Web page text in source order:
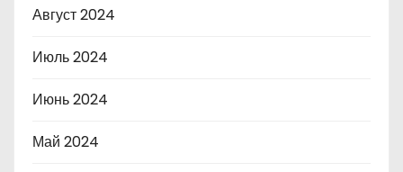
Август 2024
Июль 2024
Июнь 2024
Май 2024